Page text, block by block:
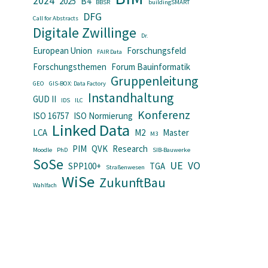
BBSR buildingSMART
Call for Abstracts DFG
Digitale Zwillinge Dr.
European Union FAIR Data
Forschungsfeld
Forschungsthemen Forum Bauinformatik
GEO GIS-BOX: Data Factory Gruppenleitung
GUD II IDS ILC Instandhaltung
ISO 16757 ISO Normierung Konferenz
LCA Linked Data M2 M3 Master
Moodle PhD PIM QVK Research SIB-Bauwerke
SoSe SPP100+ Straßenwesen TGA UE VO
Wahlfach WiSe ZukunftBau